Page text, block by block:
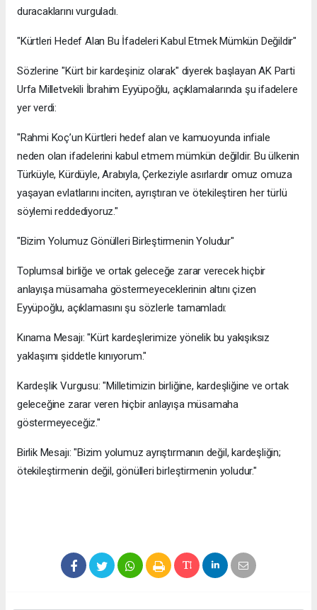
duracaklarını vurguladı.
​"Kürtleri Hedef Alan Bu İfadeleri Kabul Etmek Mümkün Değildir"
​Sözlerine "Kürt bir kardeşiniz olarak" diyerek başlayan AK Parti
Urfa Milletvekili İbrahim Eyyüpoğlu, açıklamalarında şu ifadelere
yer verdi:
​"Rahmi Koç’un Kürtleri hedef alan ve kamuoyunda infiale
neden olan ifadelerini kabul etmem mümkün değildir. Bu ülkenin
Türküyle, Kürdüyle, Arabıyla, Çerkeziyle asırlardır omuz omuza
yaşayan evlatlarını inciten, ayrıştıran ve ötekileştiren her türlü
söylemi reddediyoruz."
​"Bizim Yolumuz Gönülleri Birleştirmenin Yoludur"
​Toplumsal birliğe ve ortak geleceğe zarar verecek hiçbir
anlayışa müsamaha göstermeyeceklerinin altını çizen
Eyyüpoğlu, açıklamasını şu sözlerle tamamladı:
​Kınama Mesajı: "Kürt kardeşlerimize yönelik bu yakışıksız
yaklaşımı şiddetle kınıyorum."
​Kardeşlik Vurgusu: "Milletimizin birliğine, kardeşliğine ve ortak
geleceğine zarar veren hiçbir anlayışa müsamaha
göstermeyeceğiz."
​Birlik Mesajı: "Bizim yolumuz ayrıştırmanın değil, kardeşliğin;
ötekileştirmenin değil, gönülleri birleştirmenin yoludur."